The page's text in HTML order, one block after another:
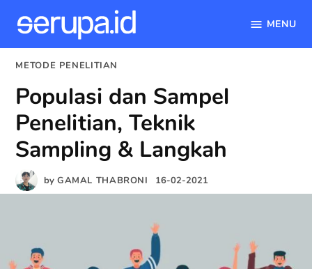
content
MENU
POSTED
METODE PENELITIAN
Populasi dan Sampel
Penelitian, Teknik
Sampling & Langkah
by GAMAL THABRONI 16-02-2021